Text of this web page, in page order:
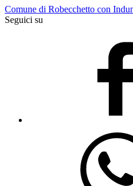
Comune di Robecchetto con
Seguici su